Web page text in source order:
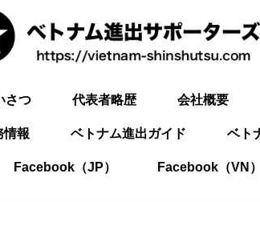
さつ 代表者略歴 会社概要
情報 ベトナム進出ガイド ベト
Facebook（JP） Facebook（VN）